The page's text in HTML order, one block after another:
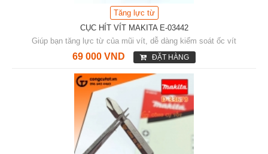
Tăng lực từ
CỤC HÍT VÍT MAKITA E-03442
Giúp bạn tăng lực từ của mũi vít, dễ dàng kiểm soát ốc vít
69 000 VND ĐẶT HÀNG